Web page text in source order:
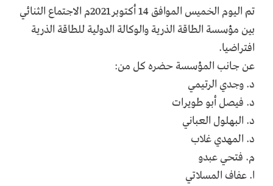
تم اليوم الخميس الموافق 14 أكتوبر2021م الاجتماع الثنائي
بين مؤسسة الطاقة الذرية والوكالة الدولية للطاقة الذرية
افتراضيا.
عن جانب المؤسسة حضره كل من:
د. وجدي الرتيمي
د. فيصل أبو طويرات
د. البهلول العباني
د. المهدي غلاب
م. فتحي عبدو
ا. عفاف المسلاتي